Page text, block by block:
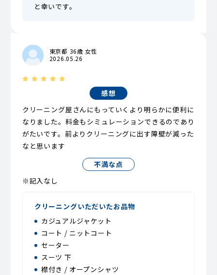
と幸いです。
東京都 36歳 女性
2026.05.26
感想
クリーニング屋さんにもっていくより明らかに便利に
なりました。料金もシミュレーションできるのであり
がたいです。前よりクリーニングに出す障壁が減った
なと思います
不満な点
※記入なし
クリーニングいただいたお品物
カジュアルジャケット
コート / ニットコート
セーター
スーツ 下
襟付き / オープンシャツ